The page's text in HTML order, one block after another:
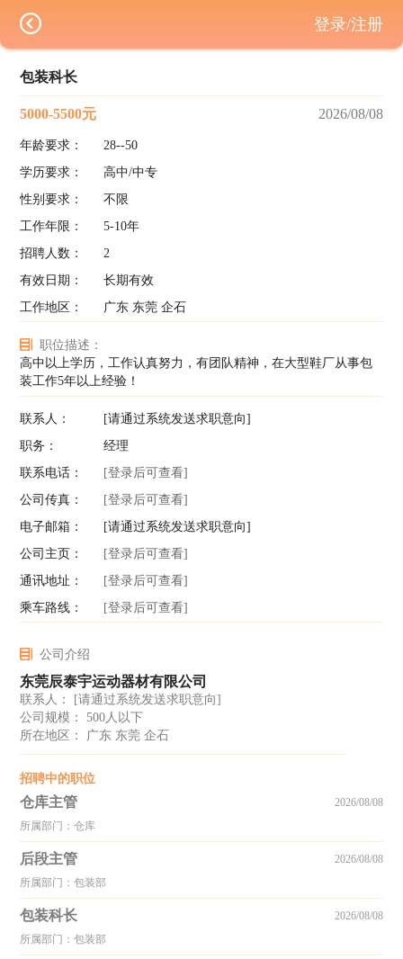
包装科长
5000-5500元 2026/08/08
年龄要求：
28--50
学历要求：
高中/中专
性别要求：
不限
工作年限：
5-10年
招聘人数：
2
有效日期：
长期有效
工作地区：
广东 东莞 企石
职位描述：
高中以上学历，工作认真努力，有团队精神，在大型鞋厂从事包
装工作5年以上经验！
联系人：
[请通过系统发送求职意向]
职务：
经理
联系电话：
[登录后可查看]
公司传真：
[登录后可查看]
电子邮箱：
[请通过系统发送求职意向]
公司主页：
[登录后可查看]
通讯地址：
[登录后可查看]
乘车路线：
[登录后可查看]
公司介绍
东莞辰泰宇运动器材有限公司
联系人：
[请通过系统发送求职意向]
公司规模： 500人以下
所在地区： 广东 东莞 企石
招聘中的职位
仓库主管
所属部门：仓库
2026/08/08
后段主管
所属部门：包装部
2026/08/08
包装科长
所属部门：包装部
2026/08/08
登录/注册